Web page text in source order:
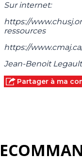
Sur internet:
https://
ressources
https://
Jean-Benoit
Partager à ma